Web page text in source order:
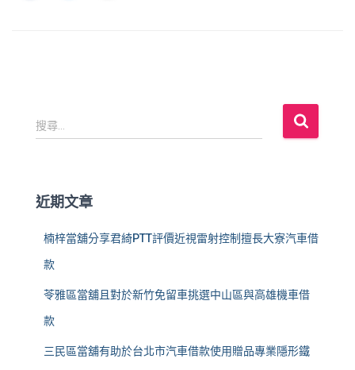
搜
尋
:
搜尋...
近期文章
楠梓當舖分享君綺PTT評價近視雷射控制擅長大寮汽車借
款
苓雅區當舖且對於新竹免留車挑選中山區與高雄機車借
款
三民區當舖有助於台北市汽車借款使用贈品專業隱形鐵